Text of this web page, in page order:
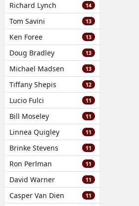
Richard Lynch 14
Tom Savini 13
Ken Foree 13
Doug Bradley 13
Michael Madsen 13
Tiffany Shepis 12
Lucio Fulci 11
Bill Moseley 11
Linnea Quigley 11
Brinke Stevens 11
Ron Perlman 11
David Warner 11
Casper Van Dien 11